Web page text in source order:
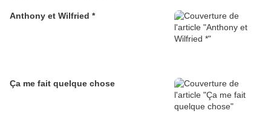
Anthony et Wilfried *
Ça me fait quelque chose